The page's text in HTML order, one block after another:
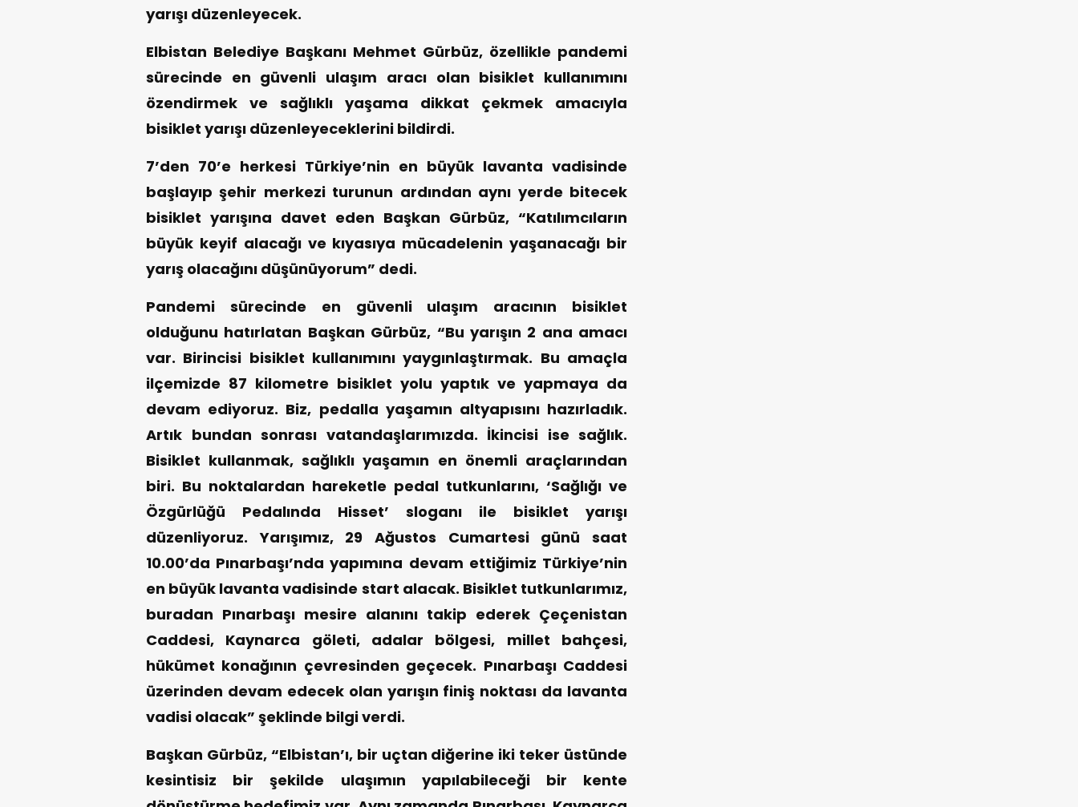
yarışı düzenleyecek.
Elbistan Belediye Başkanı Mehmet Gürbüz, özellikle pandemi
sürecinde en güvenli ulaşım aracı olan bisiklet kullanımını
özendirmek ve sağlıklı yaşama dikkat çekmek amacıyla
bisiklet yarışı düzenleyeceklerini bildirdi.
7’den 70’e herkesi Türkiye’nin en büyük lavanta vadisinde
başlayıp şehir merkezi turunun ardından aynı yerde bitecek
bisiklet yarışına davet eden Başkan Gürbüz, “Katılımcıların
büyük keyif alacağı ve kıyasıya mücadelenin yaşanacağı bir
yarış olacağını düşünüyorum” dedi.
Pandemi sürecinde en güvenli ulaşım aracının bisiklet
olduğunu hatırlatan Başkan Gürbüz, “Bu yarışın 2 ana amacı
var. Birincisi bisiklet kullanımını yaygınlaştırmak. Bu amaçla
ilçemizde 87 kilometre bisiklet yolu yaptık ve yapmaya da
devam ediyoruz. Biz, pedalla yaşamın altyapısını hazırladık.
Artık bundan sonrası vatandaşlarımızda. İkincisi ise sağlık.
Bisiklet kullanmak, sağlıklı yaşamın en önemli araçlarından
biri. Bu noktalardan hareketle pedal tutkunlarını, ‘Sağlığı ve
Özgürlüğü Pedalında Hisset’ sloganı ile bisiklet yarışı
düzenliyoruz. Yarışımız, 29 Ağustos Cumartesi günü saat
10.00’da Pınarbaşı’nda yapımına devam ettiğimiz Türkiye’nin
en büyük lavanta vadisinde start alacak. Bisiklet tutkunlarımız,
buradan Pınarbaşı mesire alanını takip ederek Çeçenistan
Caddesi, Kaynarca göleti, adalar bölgesi, millet bahçesi,
hükümet konağının çevresinden geçecek. Pınarbaşı Caddesi
üzerinden devam edecek olan yarışın finiş noktası da lavanta
vadisi olacak” şeklinde bilgi verdi.
Başkan Gürbüz, “Elbistan’ı, bir uçtan diğerine iki teker üstünde
kesintisiz bir şekilde ulaşımın yapılabileceği bir kente